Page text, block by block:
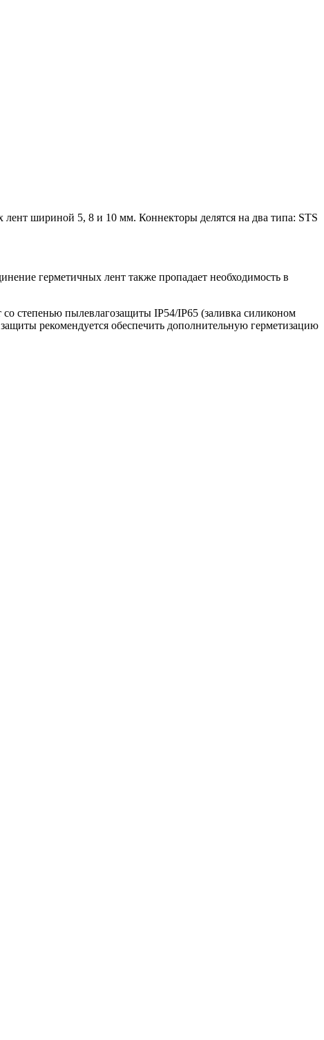
шириной 5, 8 и 10 мм. Коннекторы делятся на два типа: STS
герметичных лент также пропадает необходимость в
степенью пылевлагозащиты IP54/IP65 (заливка силиконом
рекомендуется обеспечить дополнительную герметизацию